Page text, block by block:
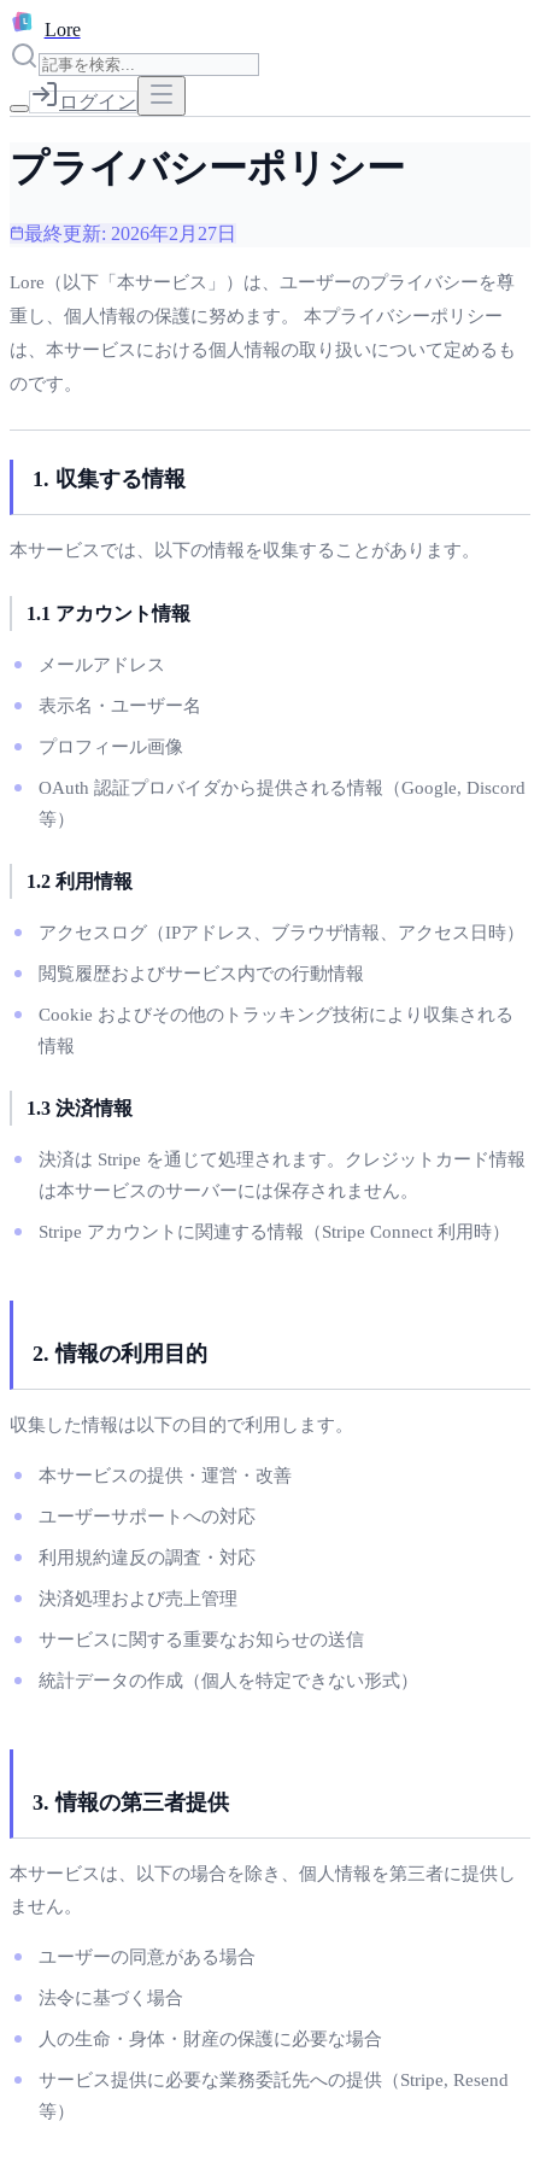
L Lore
ログイン
プライバシーポリシー
最終更新: 2026年2月27日
Lore（以下「本サービス」）は、ユーザーのプライバシーを尊
重し、個人情報の保護に努めます。 本プライバシーポリシー
は、本サービスにおける個人情報の取り扱いについて定めるも
のです。
1. 収集する情報
本サービスでは、以下の情報を収集することがあります。
1.1 アカウント情報
メールアドレス
表示名・ユーザー名
プロフィール画像
OAuth 認証プロバイダから提供される情報（Google, Discord
等）
1.2 利用情報
アクセスログ（IPアドレス、ブラウザ情報、アクセス日時）
閲覧履歴およびサービス内での行動情報
Cookie およびその他のトラッキング技術により収集される
情報
1.3 決済情報
決済は Stripe を通じて処理されます。クレジットカード情報
は本サービスのサーバーには保存されません。
Stripe アカウントに関連する情報（Stripe Connect 利用時）
2. 情報の利用目的
収集した情報は以下の目的で利用します。
本サービスの提供・運営・改善
ユーザーサポートへの対応
利用規約違反の調査・対応
決済処理および売上管理
サービスに関する重要なお知らせの送信
統計データの作成（個人を特定できない形式）
3. 情報の第三者提供
本サービスは、以下の場合を除き、個人情報を第三者に提供し
ません。
ユーザーの同意がある場合
法令に基づく場合
人の生命・身体・財産の保護に必要な場合
サービス提供に必要な業務委託先への提供（Stripe, Resend
等）